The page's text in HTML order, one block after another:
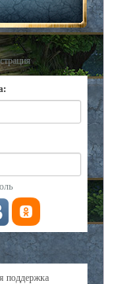
поддержка